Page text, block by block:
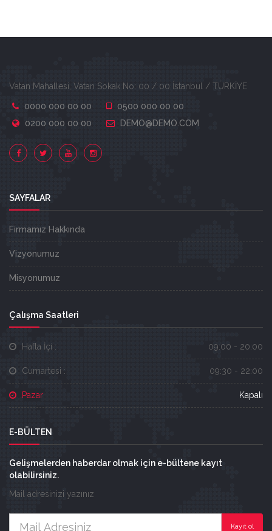
Vatan Mahallesi, Vatan Sokak No: 00 / 00 İstanbul / TÜRKİYE
0000 000 00 00
0500 000 00 00
0200 000 00 00
DEMO@DEMO.COM
SAYFALAR
Firmamız Hakkında
Vizyonumuz
Misyonumuz
Çalışma Saatleri
Hafta İçi : 09:00 - 20:00
Cumartesi : 09:30 - 22:00
Pazar Kapalı
E-BÜLTEN
Gelişmelerden haberdar olmak için e-bültene kayıt
olabilirsiniz.
Mail adresinizi yazınız
Kayıt ol